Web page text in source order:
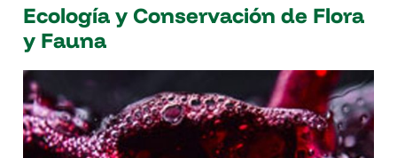
Ecología y Conservación de Flora
y Fauna